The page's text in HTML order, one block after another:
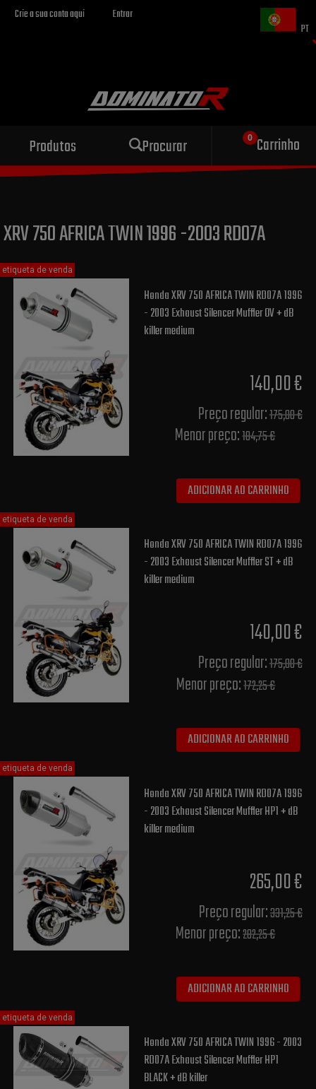
Crie a sua conta aqui
Entrar
PT
Produtos Procurar Carrinho
Escape esportivo
para sua motocicleta
XRV 750 AFRICA TWIN 1996 -2003 RD07A
Honda XRV 750 AFRICA TWIN RD07A 1996
- 2003 Exhaust Silencer Muffler OV + dB
killer medium
140,00 €
Preço regular:175,00 €
Menor preço:184,75 €
ADICIONAR AO CARRINHO
etiqueta de venda
Honda XRV 750 AFRICA TWIN RD07A 1996
- 2003 Exhaust Silencer Muffler ST + dB
killer medium
140,00 €
Preço regular:175,00 €
Menor preço:172,25 €
ADICIONAR AO CARRINHO
etiqueta de venda
Honda XRV 750 AFRICA TWIN RD07A 1996
- 2003 Exhaust Silencer Muffler HP1 + dB
killer medium
265,00 €
Preço regular:331,25 €
Menor preço:282,25 €
ADICIONAR AO CARRINHO
etiqueta de venda
Honda XRV 750 AFRICA TWIN 1996 - 2003
RD07A Exhaust Silencer Muffler HP1
BLACK + dB killer
etiqueta de venda